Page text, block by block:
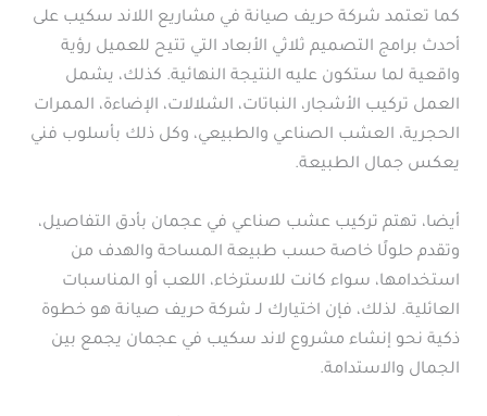
كما تعتمد شركة حريف صيانة في مشاريع اللاند سكيب على
أحدث برامج التصميم ثلاثي الأبعاد التي تتيح للعميل رؤية
واقعية لما ستكون عليه النتيجة النهائية. كذلك، يشمل
العمل تركيب الأشجار، النباتات، الشلالات، الإضاءة، الممرات
الحجرية، العشب الصناعي والطبيعي، وكل ذلك بأسلوب فني
يعكس جمال الطبيعة.
أيضا، تهتم تركيب عشب صناعي في عجمان بأدق التفاصيل،
وتقدم حلولًا خاصة حسب طبيعة المساحة والهدف من
استخدامها، سواء كانت للاسترخاء، اللعب أو المناسبات
العائلية. لذلك، فإن اختيارك لـ شركة حريف صيانة هو خطوة
ذكية نحو إنشاء مشروع لاند سكيب في عجمان يجمع بين
الجمال والاستدامة.